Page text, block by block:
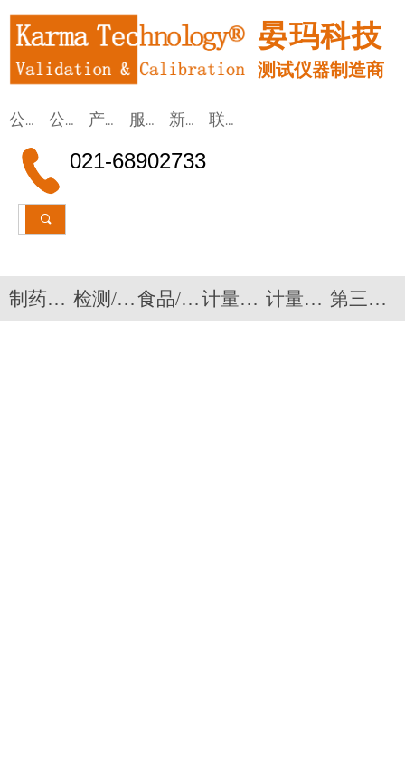
制药验证设备 检测/监测仪器 食品/医疗 计量校准设备 计量校准系统 第三方验证检测服务
끠
021-68902733
公司首页 公司简介 产品应用 服务/租赁 新闻动态 联系我们
晏玛科技
测试仪器制造商